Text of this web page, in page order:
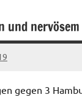
und
gegen 3